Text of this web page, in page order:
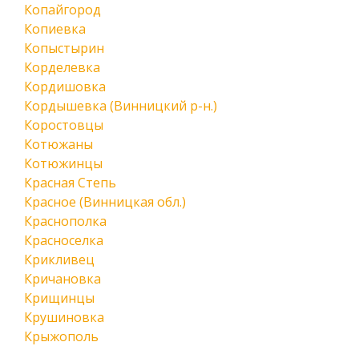
Копайгород
Копиевка
Копыстырин
Корделевка
Кордишовка
Кордышевка (Винницкий р-н.)
Коростовцы
Котюжаны
Котюжинцы
Красная Степь
Красное (Винницкая обл.)
Краснополка
Красноселка
Крикливец
Кричановка
Крищинцы
Крушиновка
Крыжополь